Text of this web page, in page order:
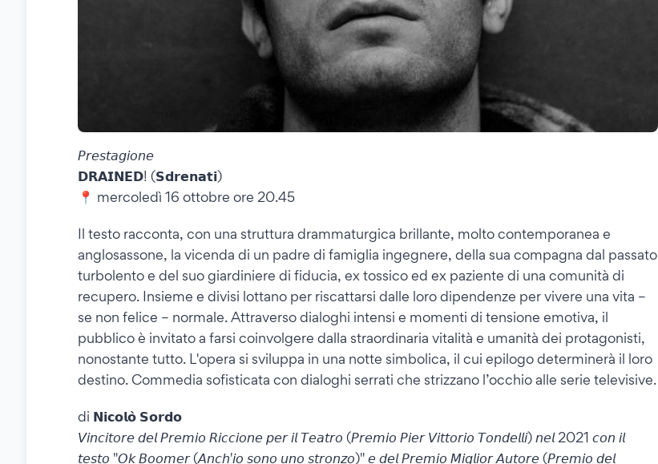
𝘗𝘳𝘦𝘴𝘵𝘢𝘨𝘪𝘰𝘯𝘦
𝗗𝗥𝗔𝗜𝗡𝗘𝗗! (𝗦𝗱𝗿𝗲𝗻𝗮𝘁𝗶)
📍 mercoledì 16 ottobre ore 20.45
Il testo racconta, con una struttura drammaturgica brillante, molto contemporanea e
anglosassone, la vicenda di un padre di famiglia ingegnere, della sua compagna dal passato
turbolento e del suo giardiniere di fiducia, ex tossico ed ex paziente di una comunità di
recupero. Insieme e divisi lottano per riscattarsi dalle loro dipendenze per vivere una vita –
se non felice – normale. Attraverso dialoghi intensi e momenti di tensione emotiva, il
pubblico è invitato a farsi coinvolgere dalla straordinaria vitalità e umanità dei protagonisti,
nonostante tutto. L'opera si sviluppa in una notte simbolica, il cui epilogo determinerà il loro
destino. Commedia sofisticata con dialoghi serrati che strizzano l’occhio alle serie televisive.
di 𝗡𝗶𝗰𝗼𝗹𝗼̀ 𝗦𝗼𝗿𝗱𝗼
𝘝𝘪𝘯𝘤𝘪𝘵𝘰𝘳𝘦 𝘥𝘦𝘭 𝘗𝘳𝘦𝘮𝘪𝘰 𝘙𝘪𝘤𝘤𝘪𝘰𝘯𝘦 𝘱𝘦𝘳 𝘪𝘭 𝘛𝘦𝘢𝘵𝘳𝘰 (𝘗𝘳𝘦𝘮𝘪𝘰 𝘗𝘪𝘦𝘳 𝘝𝘪𝘵𝘵𝘰𝘳𝘪𝘰 𝘛𝘰𝘯𝘥𝘦𝘭𝘭𝘪) 𝘯𝘦𝘭 2021 𝘤𝘰𝘯 𝘪𝘭
𝘵𝘦𝘴𝘵𝘰 "𝘖𝘬 𝘉𝘰𝘰𝘮𝘦𝘳 (𝘈𝘯𝘤𝘩'𝘪𝘰 𝘴𝘰𝘯𝘰 𝘶𝘯𝘰 𝘴𝘵𝘳𝘰𝘯𝘻𝘰)" 𝘦 𝘥𝘦𝘭 𝘗𝘳𝘦𝘮𝘪𝘰 𝘔𝘪𝘨𝘭𝘪𝘰𝘳 𝘈𝘶𝘵𝘰𝘳𝘦 (𝘗𝘳𝘦𝘮𝘪𝘰 𝘥𝘦𝘭